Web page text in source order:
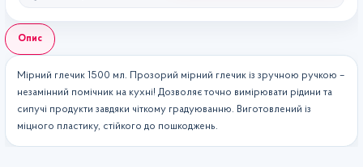
Опис
Мірний глечик 1500 мл. Прозорий мірний глечик із зручною ручкою –
незамінний помічник на кухні! Дозволяє точно вимірювати рідини та
сипучі продукти завдяки чіткому градуюванню. Виготовлений із
міцного пластику, стійкого до пошкоджень.